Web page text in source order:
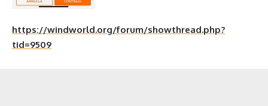
https://windworld.org/forum/showthread.php?
tid=9509